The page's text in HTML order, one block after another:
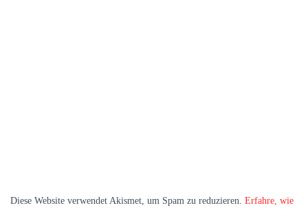
Diese Website verwendet Akismet, um Spam zu reduzieren. Erfahre, wie